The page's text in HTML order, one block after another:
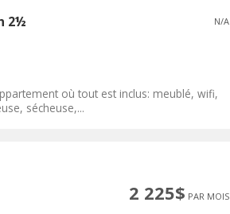
2½ N/A
où tout est inclus: meublé, wifi,
sécheuse,...
2 225$ PAR MOIS